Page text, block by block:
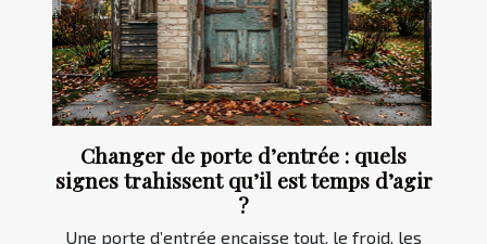
Changer de porte d’entrée : quels
signes trahissent qu’il est temps d’agir
?
Une porte d’entrée encaisse tout, le froid, les